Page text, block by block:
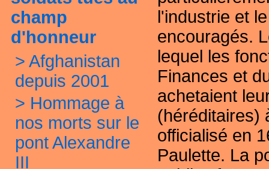
champ
d'honneur
> Afghanistan
depuis 2001
> Hommage à
nos morts sur le
pont Alexandre
III
l'industrie et
encouragés.
lequel les
Finances et
achetaient
(héréditaires)
officialisé en
Paulette. La